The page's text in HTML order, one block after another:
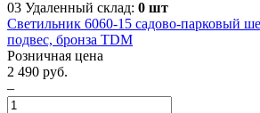
03 Удаленный склад: 0 шт
Светильник 6060-15 садово-парковый
подвес, бронза TDM
Розничная цена
2 490 руб.
–